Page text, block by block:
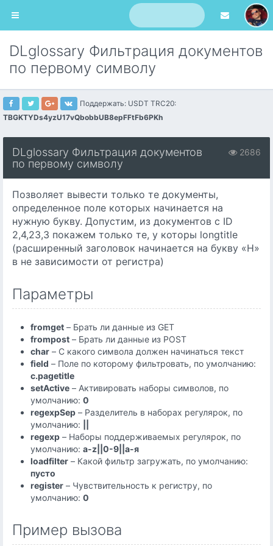
DLglossary Фильтрация документов
по первому символу
Поддержать: USDT TRC20:
TBGKTYDs4yzU17vQbobbUB8epFFtFb6PKh
2686
DLglossary Фильтрация документов
по первому символу
Позволяет вывести только те документы,
определенное поле которых начинается на
нужную букву. Допустим, из документов с ID
2,4,23,3 покажем только те, у которы longtitle
(расширенный заголовок начинается на букву «Н»
в не зависимости от регистра)
Параметры
fromget – Брать ли данные из GET
frompost – Брать ли данные из POST
char – С какого символа должен начинаться текст
field – Поле по которому фильтровать, по умолчанию:
c.pagetitle
setActive – Активировать наборы символов, по
умолчанию: 0
regexpSep – Разделитель в наборах регулярок, по
умолчанию:
regexp – Наборы поддерживаемых регулярок, по
умолчанию: a-z||0-9||а-я
loadfilter – Какой фильтр загружать, по умолчанию:
пусто
register – Чувствительность к регистру, по
умолчанию: 0
Пример вызова